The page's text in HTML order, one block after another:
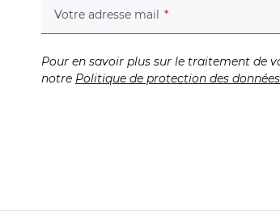
Votre adresse mail (champ obligatoire)
Pour en savoir plus sur le traitement de
notre Politique de protection des